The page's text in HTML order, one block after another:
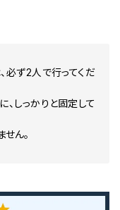
必ず2人で行ってくだ
しっかりと固定して
ん。